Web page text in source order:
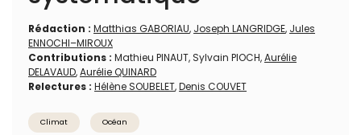
Rédaction : Matthias GABORIAU, Joseph LANGRIDGE, Jules
ENNOCHI–MIROUX
Contributions : Mathieu PINAUT, Sylvain PIOCH,Aurélie
DELAVAUD,Aurélie QUINARD
Relectures : Hélène SOUBELET,Denis COUVET
Climat Océan